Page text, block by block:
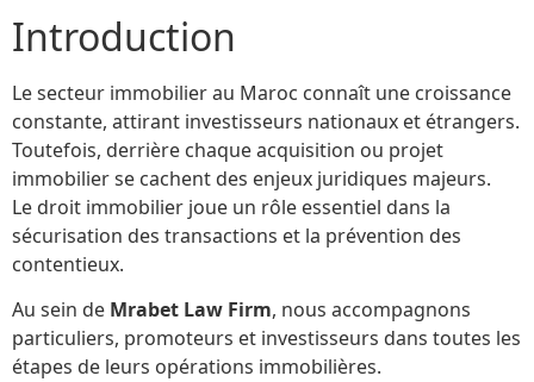
Introduction
Le secteur immobilier au Maroc connaît une croissance
constante, attirant investisseurs nationaux et étrangers.
Toutefois, derrière chaque acquisition ou projet
immobilier se cachent des enjeux juridiques majeurs.
Le droit immobilier joue un rôle essentiel dans la
sécurisation des transactions et la prévention des
contentieux.
Au sein de Mrabet Law Firm, nous accompagnons
particuliers, promoteurs et investisseurs dans toutes les
étapes de leurs opérations immobilières.